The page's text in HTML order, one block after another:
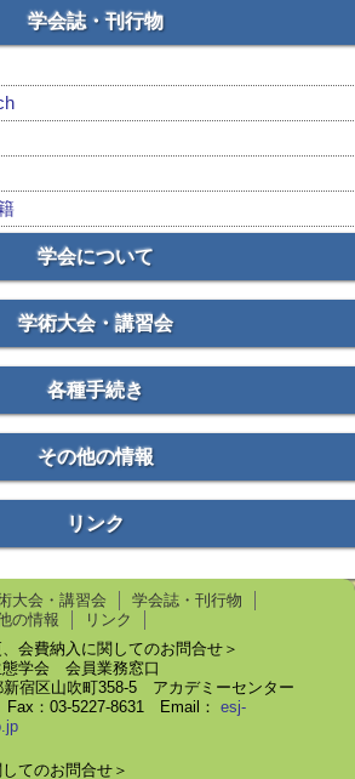
学会誌・刊行物
学会について
学術大会・講習会
各種手続き
その他の情報
リンク
大会・講習会
学会誌・刊行物
の情報
リンク
会費納入に関してのお問合せ＞
態学会 会員業務窓口
宿区山吹町358-5 アカデミーセンター
：03-5227-8631 Email： esj-
てのお問合せ＞